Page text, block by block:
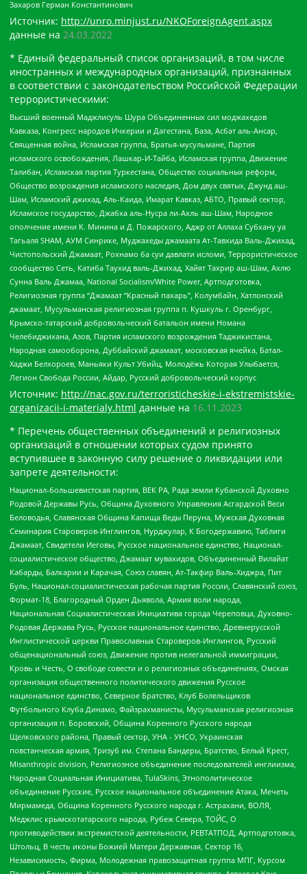
Захаров Герман Константинович
Источник: http://unro.minjust.ru/NKOForeignAgent.aspx
данные на 24.03.2022
* Единый федеральный список организаций, в том числе
иностранных и международных организаций, признанных
в соответствии с законодательством Российской Федерации
террористическими:
Высший военный Маджлисуль Шура Объединенных сил моджахедов
Кавказа, Конгресс народов Ичкерии и Дагестана, База, Асбат аль-Ансар,
Священная война, Исламская группа, Братья-мусульмане, Партия
исламского освобождения, Лашкар-И-Тайба, Исламская группа, Движение
Талибан, Исламская партия Туркестана, Общество социальных реформ,
Общество возрождения исламского наследия, Дом двух святых, Джунд аш-
Шам, Исламский джихад, Аль-Каида, Имарат Кавказ, АБТО, Правый сектор,
Исламское государство, Джабха аль-Нусра ли-Ахль аш-Шам, Народное
ополчение имени К. Минина и Д. Пожарского, Аджр от Аллаха Субхану уа
Тагьаля SHAM, АУМ Синрике, Муджахеды джамаата Ат-Тавхида Валь-Джихад,
Чистопольский Джамаат, Рохнамо ба суи давлати исломи, Террористическое
сообщество Сеть, Катиба Таухид валь-Джихад, Хайят Тахрир аш-Шам, Ахлю
Сунна Валь Джамаа, National Socialism/White Power, Артподготовка,
Религиозная группа “Джамаат “Красный пахарь”, Колумбайн, Хатлонский
джамаат, Мусульманская религиозная группа п. Кушкуль г. Оренбург,
Крымско-татарский добровольческий батальон имени Номана
Челебиджихана, Азов, Партия исламского возрождения Таджикистана,
Народная самооборона, Дуббайский джамаат, московская ячейка, Батал-
Хаджи Белхороев, Маньяки Культ Убийц, Молодёжь Которая Улыбается,
Легион Свобода России, Айдар, Русский добровольческий корпус
Источник: http://nac.gov.ru/terroristicheskie-i-ekstremistskie-
organizacii-i-materialy.html данные на 16.11.2023
* Перечень общественных объединений и религиозных
организаций в отношении которых судом принято
вступившее в законную силу решение о ликвидации или
запрете деятельности:
Национал-большевистская партия, ВЕК РА, Рада земли Кубанской Духовно
Родовой Державы Русь, Община Духовного Управления Асгардской Веси
Беловодья, Славянская Община Капища Веды Перуна, Мужская Духовная
Семинария Староверов-Инглингов, Нурджулар, К Богодержавию, Таблиги
Джамаат, Свидетели Иеговы, Русское национальное единство, Национал-
социалистическое общество, Джамаат мувахидов, Объединенный Вилайат
Кабарды, Балкарии и Карачая, Союз славян, Ат-Такфир Валь-Хиджра, Пит
Буль, Национал-социалистическая рабочая партия России, Славянский союз,
Формат-18, Благородный Орден Дьявола, Армия воли народа,
Национальная Социалистическая Инициатива города Череповца, Духовно-
Родовая Держава Русь, Русское национальное единство, Древнерусской
Инглистической церкви Православных Староверов-Инглингов, Русский
общенациональный союз, Движение против нелегальной иммиграции,
Кровь и Честь, О свободе совести и о религиозных объединениях, Омская
организация общественного политического движения Русское
национальное единство, Северное Братство, Клуб Болельщиков
Футбольного Клуба Динамо, Файзрахманисты, Мусульманская религиозная
организация п. Боровский, Община Коренного Русского народа
Щелковского района, Правый сектор, УНА - УНСО, Украинская
повстанческая армия, Тризуб им. Степана Бандеры, Братство, Белый Крест,
Misanthropic division, Религиозное объединение последователей инглиизма,
Народная Социальная Инициатива, TulaSkins, Этнополитическое
объединение Русские, Русское национальное объединение Атака, Мечеть
Мирмамеда, Община Коренного Русского народа г. Астрахани, ВОЛЯ,
Меджлис крымскотатарского народа, Рубеж Севера, ТОЙС, О
противодействии экстремистской деятельности, РЕВТАТПОД, Артподготовка,
Штольц, В честь иконы Божией Матери Державная, Сектор 16,
Независимость, Фирма, Молодежная правозащитная группа МПГ, Курсом